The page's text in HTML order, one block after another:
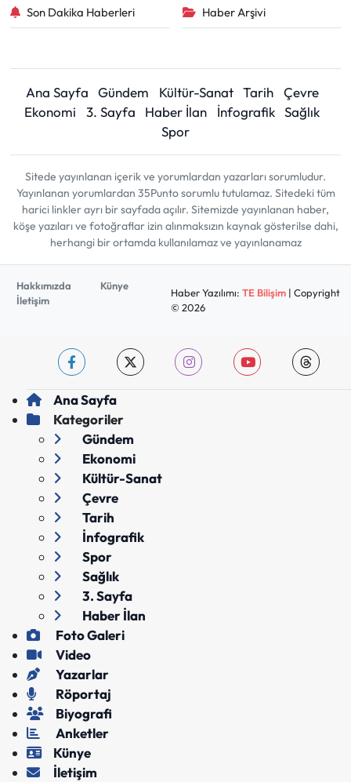
Son Dakika Haberleri Haber Arşivi
Ana Sayfa Gündem Kültür-Sanat Tarih
Çevre
Ekonomi
3. Sayfa Haber İlan İnfografik Sağlık
Spor
Sitede yayınlanan içerik ve yorumlardan yazarları sorumludur.
Yayınlanan yorumlardan 35Punto sorumlu tutulamaz. Sitedeki tüm
harici linkler ayrı bir sayfada açılır. Sitemizde yayınlanan haber,
köşe yazıları ve fotoğraflar izin alınmaksızın kaynak gösterilse dahi,
herhangi bir ortamda kullanılamaz ve yayınlanamaz
Hakkımızda
Künye
İletişim
Haber Yazılımı: TE Bilişim| Copyright
© 2026
Ana Sayfa
Kategoriler
Gündem
Ekonomi
Kültür-Sanat
Çevre
Tarih
İnfografik
Spor
Sağlık
3. Sayfa
Haber İlan
Foto Galeri
Video
Yazarlar
Röportaj
Biyografi
Anketler
Künye
İletişim